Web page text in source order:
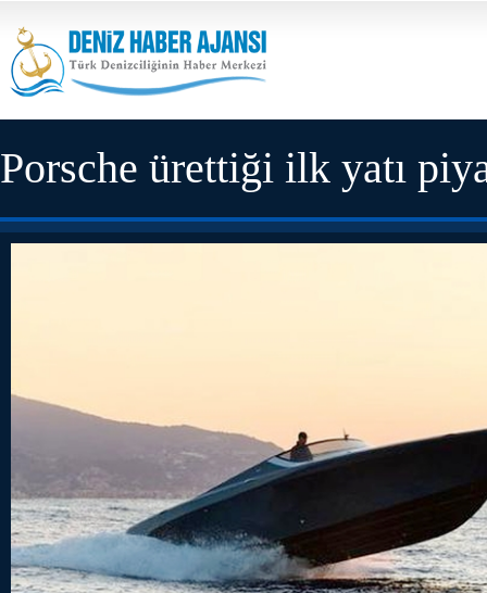
Porsche ürettiği ilk yatı